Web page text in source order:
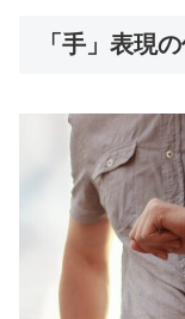
「手」表現